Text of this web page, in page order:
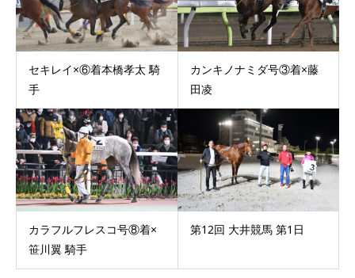
セキレイ×⑥着本橋孝太 騎
手
カンキノナミダ号③着×藤
田凌
カラフルフレスコ号⑧着×
笹川翼 騎手
第12回 大井競馬 第1日